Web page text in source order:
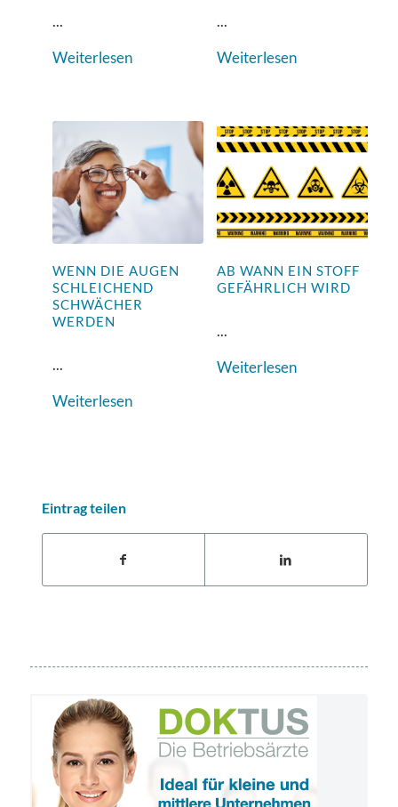
...
Weiterlesen
...
Weiterlesen
WENN DIE AUGEN
SCHLEICHEND
SCHWÄCHER
WERDEN
...
Weiterlesen
AB WANN EIN STOFF
GEFÄHRLICH WIRD
...
Weiterlesen
Eintrag teilen